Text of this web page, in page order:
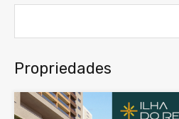
Propriedades